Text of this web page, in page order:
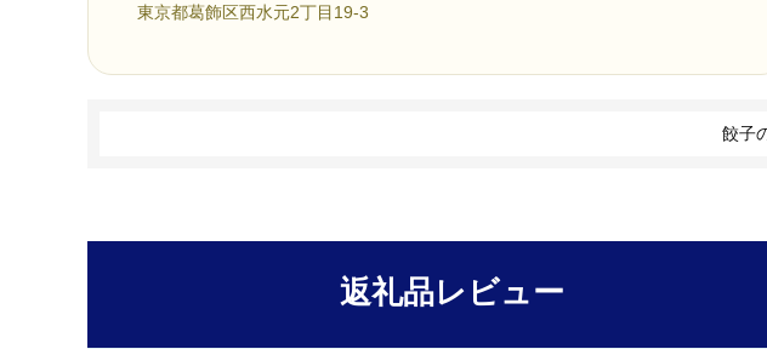
東京都葛飾区西水元2丁目19-3
餃子
返礼品レビュー